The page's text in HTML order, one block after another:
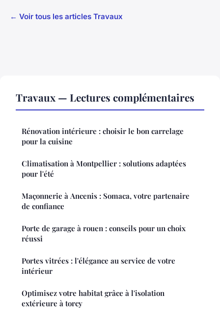
← Voir tous les articles Travaux
Travaux — Lectures complémentaires
Rénovation intérieure : choisir le bon carrelage
pour la cuisine
Climatisation à Montpellier : solutions adaptées
pour l'été
Maçonnerie à Ancenis : Somaca, votre partenaire
de confiance
Porte de garage à rouen : conseils pour un choix
réussi
Portes vitrées : l'élégance au service de votre
intérieur
Optimisez votre habitat grâce à l'isolation
extérieure à torcy